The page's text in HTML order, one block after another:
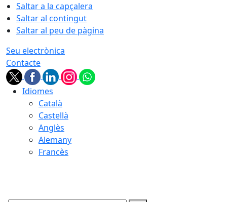
Saltar a la capçalera
Saltar al contingut
Saltar al peu de pàgina
Seu electrònica
Contacte
Idiomes
Català
Castellà
Anglès
Alemany
Francès